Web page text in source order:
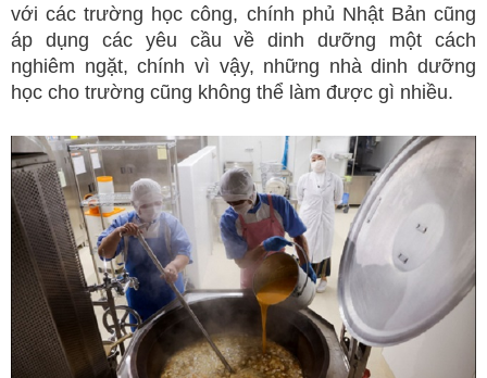
với các trường học công, chính phủ Nhật Bản cũng
áp dụng các yêu cầu về dinh dưỡng một cách
nghiêm ngặt, chính vì vậy, những nhà dinh dưỡng
học cho trường cũng không thể làm được gì nhiều.